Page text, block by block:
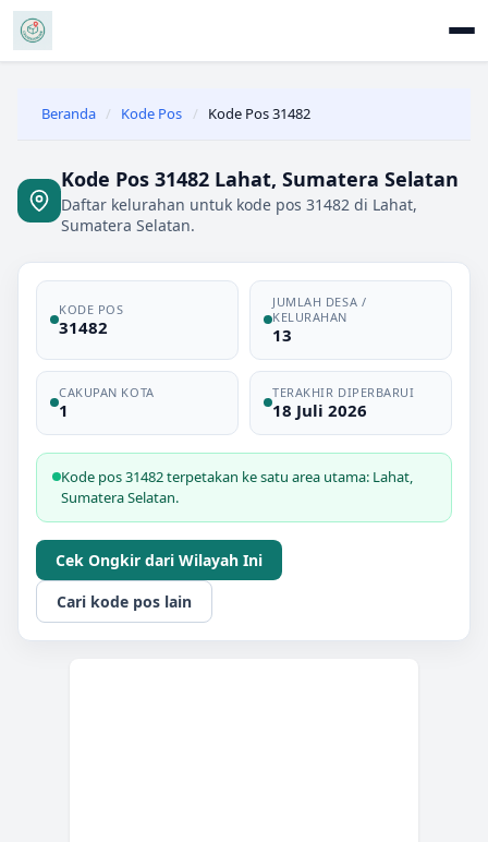
Beranda / Kode Pos / Kode Pos 31482
Kode Pos 31482 Lahat, Sumatera Selatan
Daftar kelurahan untuk kode pos 31482 di Lahat,
Sumatera Selatan.
KODE POS
31482
JUMLAH DESA /
KELURAHAN
13
CAKUPAN KOTA
1
TERAKHIR DIPERBARUI
18 Juli 2026
Kode pos 31482 terpetakan ke satu area utama: Lahat,
Sumatera Selatan.
Cek Ongkir dari Wilayah Ini
Cari kode pos lain